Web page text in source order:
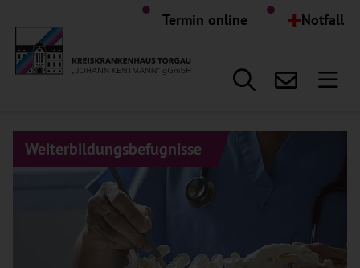
Hauptregion der Seite
Termin online +Notfall
Weiterbildungsbefugnisse